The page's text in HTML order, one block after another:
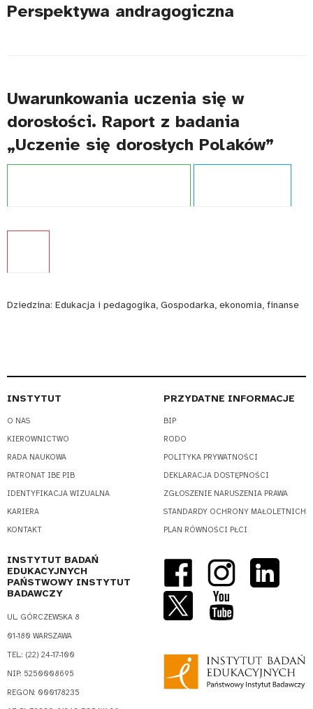
Perspektywa andragogiczna
Uwarunkowania uczenia się w
dorosłości. Raport z badania
„Uczenie się dorosłych Polaków”
Dziedzina: Edukacja i pedagogika, Gospodarka, ekonomia, finanse
INSTYTUT
O NAS
KIEROWNICTWO
RADA NAUKOWA
PATRONAT IBE PIB
IDENTYFIKACJA WIZUALNA
KARIERA
KONTAKT
PRZYDATNE INFORMACJE
BIP
RODO
POLITYKA PRYWATNOŚCI
DEKLARACJA DOSTĘPNOŚCI
ZGŁOSZENIE NARUSZENIA PRAWA
STANDARDY OCHRONY MAŁOLETNICH
PLAN RÓWNOŚCI PŁCI
INSTYTUT BADAŃ
EDUKACYJNYCH
PAŃSTWOWY INSTYTUT
BADAWCZY
UL. GÓRCZEWSKA 8
01-180 WARSZAWA
TEL.: (22) 24-17-100
NIP: 5250008695
REGON: 000178235